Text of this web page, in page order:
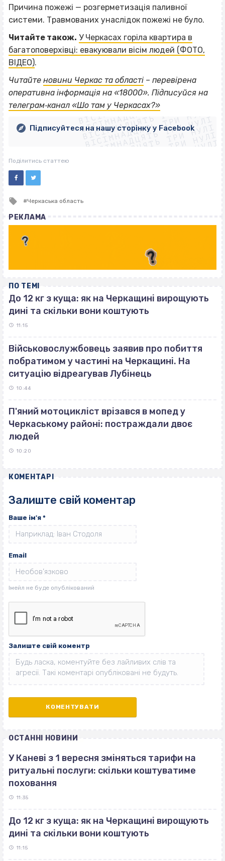
Причина пожежі — розгерметизація паливної
системи. Травмованих унаслідок пожежі не було.
Читайте також. У Черкасах горіла квартира в
багатоповерхівці: евакуювали вісім людей (ФОТО,
ВІДЕО).
Читайте новини Черкас та області – перевірена
оперативна інформація на «18000». Підписуйся на
телеграм‐канал «Шо там у Черкасах?»
ВІСІМНАДЦЯТЬ ТРИ НУЛІ
ВІСІМНАДЦЯТЬ ТРИ НУЛІ
ВІСІМНАДЦЯТЬ ТРИ НУЛІ
ВІСІМНАДЦЯТЬ ТРИ НУЛІ
ВІСІМНАДЦЯТЬ ТРИ НУЛІ
ВІСІМНАДЦЯТЬ ТРИ НУЛІ
ВІСІМНАДЦЯТЬ ТРИ НУЛІ
ВІСІМНАДЦЯТЬ ТРИ НУЛІ
Підписуйтеся на нашу сторінку у Facebook
Поділитись статтею
Tagged
Черкаська область
РЕКЛАМА
ПО ТЕМІ
До 12 кг з куща: як на Черкащині вирощують
дині та скільки вони коштують
11:15
Військовослужбовець заявив про побиття
побратимом у частині на Черкащині. На
ситуацію відреагував Лубінець
10:44
П'яний мотоцикліст врізався в мопед у
Черкаському районі: постраждали двоє
людей
10:20
КОМЕНТАРІ
Залиште свій коментар
Ваше ім'я *
Email
Залиште свій коментр
ОСТАННІ НОВИНИ
У Каневі з 1 вересня зміняться тарифи на
ритуальні послуги: скільки коштуватиме
поховання
11:35
До 12 кг з куща: як на Черкащині вирощують
дині та скільки вони коштують
11:15